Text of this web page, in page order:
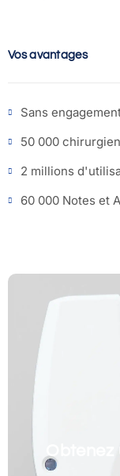
Vos avantages
Sans
50 000
2 millions
60 000 Notes et
Obtenez